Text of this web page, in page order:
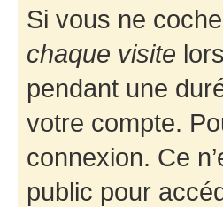
Si vous ne
chaque visite
pendant une
votre compte.
connexion. Ce
public pour